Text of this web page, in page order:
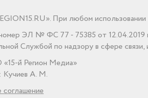
При любом использовании
ЭЛ № ФС 77 - 75385 от 12.04.2019
Службой по надзору в сфере
й Регион Медиа»
Кучиев А. М.
соглашение